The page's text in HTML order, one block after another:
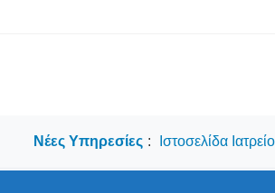
Νέες Υπηρεσίες : Ιστοσελίδα